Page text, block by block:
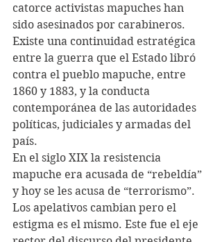
catorce activistas mapuches han
sido asesinados por carabineros.
Existe una continuidad estratégica
entre la guerra que el Estado libró
contra el pueblo mapuche, entre
1860 y 1883, y la conducta
contemporánea de las autoridades
políticas, judiciales y armadas del
país.
En el siglo XIX la resistencia
mapuche era acusada de “rebeldía”
y hoy se les acusa de “terrorismo”.
Los apelativos cambian pero el
estigma es el mismo. Este fue el eje